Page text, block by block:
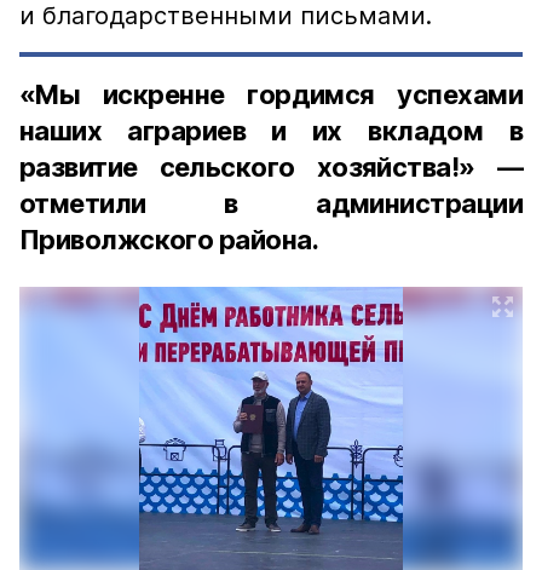
и благодарственными письмами.
«Мы искренне гордимся успехами
наших аграриев и их вкладом в
развитие сельского хозяйства!» —
отметили в администрации
Приволжского района.